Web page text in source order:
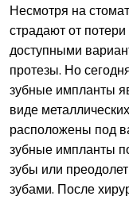
Несмотря на
страдают от
доступными
протезы. Но
зубные импланты
виде
расположены под
зубные импланты
зубы или
зубами. После